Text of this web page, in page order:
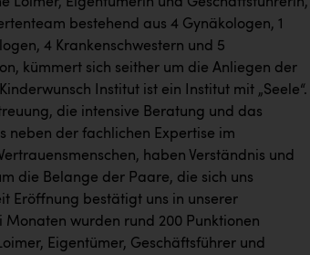
bestehend aus 4 Gynäkologen, 1
4 Krankenschwestern und 5
kümmert sich seither um die Anliegen der
Institut ist ein Institut mit „Seele“.
die intensive Beratung und das
neben der fachlichen Expertise im
haben Verständnis und
die Belange der Paare, die sich uns
Eröffnung bestätigt uns in unserer
Monaten wurden rund 200 Punktionen
Eigentümer, Geschäftsführer und